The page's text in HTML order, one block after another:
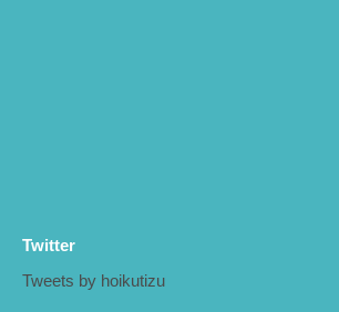
Twitter
Tweets by hoikutizu